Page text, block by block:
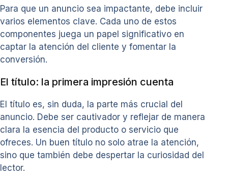
Para que un anuncio sea impactante, debe incluir
varios elementos clave. Cada uno de estos
componentes juega un papel significativo en
captar la atención del cliente y fomentar la
conversión.
El título: la primera impresión cuenta
El título es, sin duda, la parte más crucial del
anuncio. Debe ser cautivador y reflejar de manera
clara la esencia del producto o servicio que
ofreces. Un buen título no solo atrae la atención,
sino que también debe despertar la curiosidad del
lector.